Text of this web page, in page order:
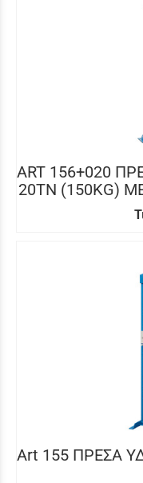
ART 156+020
20ΤΝ (150KG)
Art 155 ΠΡΕΣΑ